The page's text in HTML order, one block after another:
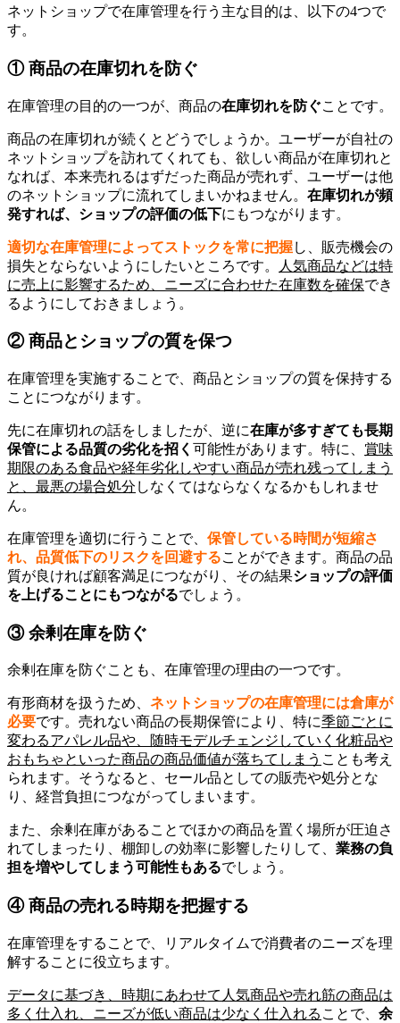
ネットショップで在庫管理を行う主な目的は、以下の4つで
す。
① 商品の在庫切れを防ぐ
在庫管理の目的の一つが、商品の在庫切れを防ぐことです。
商品の在庫切れが続くとどうでしょうか。ユーザーが自社の
ネットショップを訪れてくれても、欲しい商品が在庫切れと
なれば、本来売れるはずだった商品が売れず、ユーザーは他
のネットショップに流れてしまいかねません。 在庫切れが頻
発すれば、ショップの評価の低下にもつながります。
適切な在庫管理によってストックを常に把握し、販売機会の
損失とならないようにしたいところです。
人気商品などは特
に売上に影響するため、ニーズに合わせた在庫数を確保でき
るようにしておきましょう。
② 商品とショップの質を保つ
在庫管理を実施することで、商品とショップの質を保持する
ことにつながります。
先に在庫切れの話をしましたが、逆に在庫が多すぎても長期
保管による品質の劣化を招く 可能性があります。特に、 賞味
期限のある食品や経年劣化しやすい商品が売れ残ってしまう
と、最悪の場合処分 しなくてはならなくなるかもしれませ
ん。
在庫管理を適切に行うことで、 保管している時間が短縮さ
れ、品質低下のリスクを回避することができます。商品の品
質が良ければ顧客満足につながり、その結果ショップの評価
を上げることにもつながるでしょう。
③ 余剰在庫を防ぐ
余剰在庫を防ぐことも、在庫管理の理由の一つです。
有形商材を扱うため、 ネットショップの在庫管理には倉庫が
必要です。売れない商品の長期保管により、特に季節ごとに
変わるアパレル品や、随時モデルチェンジしていく化粧品や
おもちゃといった商品の商品価値が落ちてしまう ことも考え
られます。そうなると、セール品としての販売や処分とな
り、経営負担につながってしまいます。
また、余剰在庫があることでほかの商品を置く場所が圧迫さ
れてしまったり、棚卸しの効率に影響したりして、 業務の負
担を増やしてしまう可能性もあるでしょう。
④ 商品の売れる時期を把握する
在庫管理をすることで、リアルタイムで消費者のニーズを理
解することに役立ちます。
データに基づき、時期にあわせて人気商品や売れ筋の商品は
多く仕入れ、ニーズが低い商品は少なく仕入れる ことで、 余